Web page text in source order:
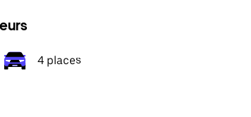
4 places